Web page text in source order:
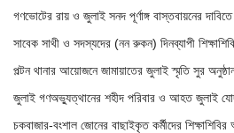
গণভোটের রায় ও জুলাই সনদ পূর্ণাঙ্গ বাস্তবায়নের
সাবেক সাথী ও সদস্যদের (নন রুকন) দিনব্যাপী
পল্টন থানার আয়োজনে জামায়াতের জুলাই স্মৃতি সুর
জুলাই গণঅভ্যুত্থানের শহীদ পরিবার ও আহত জুলাই
চকবাজার-বংশাল জোনের বাছাইকৃত কর্মীদের শিক্ষাশিবির